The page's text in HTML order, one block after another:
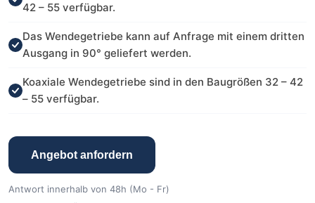
42 – 55 verfügbar.
Das Wendegetriebe kann auf Anfrage mit einem dritten
Ausgang in 90° geliefert werden.
Koaxiale Wendegetriebe sind in den Baugrößen 32 – 42
– 55 verfügbar.
Angebot anfordern
Antwort innerhalb von 48h (Mo - Fr)